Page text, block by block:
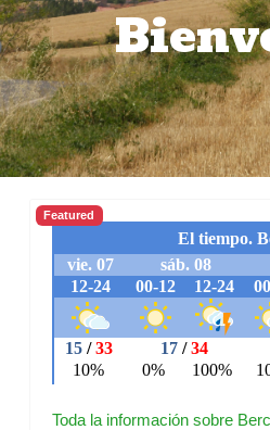
Featured
Toda la información sobre